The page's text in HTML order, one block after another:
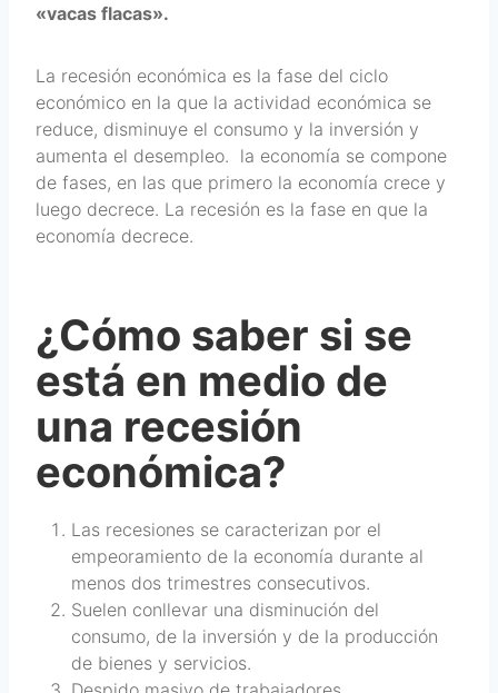
«vacas flacas».
La recesión económica es la fase del ciclo
económico en la que la actividad económica se
reduce, disminuye el consumo y la inversión y
aumenta el desempleo. la economía se compone
de fases, en las que primero la economía crece y
luego decrece. La recesión es la fase en que la
economía decrece.
¿Cómo saber si se
está en medio de
una recesión
económica?
Las recesiones se caracterizan por el
empeoramiento de la economía durante al
menos dos trimestres consecutivos.
Suelen conllevar una disminución del
consumo, de la inversión y de la producción
de bienes y servicios.